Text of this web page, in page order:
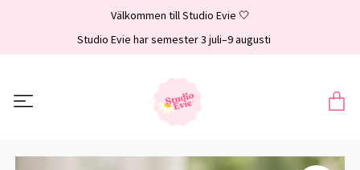
Välkommen till Studio Evie 🤍
Studio Evie har semester 3 juli–9 augusti